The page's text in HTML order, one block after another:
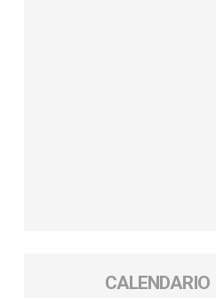
CALENDARIO